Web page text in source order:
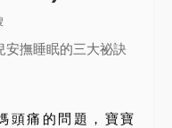
頭痛的問題，寶寶